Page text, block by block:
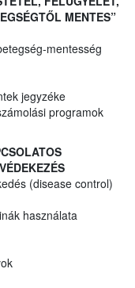
MENTES”
mentesség
jegyzéke
programok
(disease control)
használata